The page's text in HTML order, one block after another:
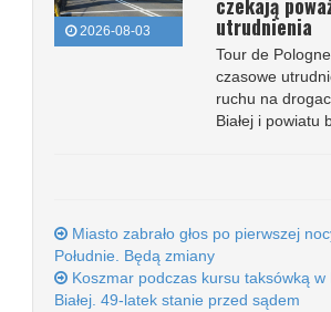
2026-08-03 utrudnienia
Tour de
czasowe
ruchu na
Białej i powiatu
Miasto zabrało głos po pierwszej
Południe. Będą zmiany
Koszmar podczas kursu taksówką w
Białej. 49-latek stanie przed sądem